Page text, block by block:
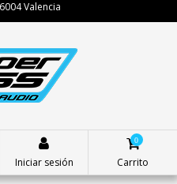
Valencia
Iniciar sesión
0
Carrito